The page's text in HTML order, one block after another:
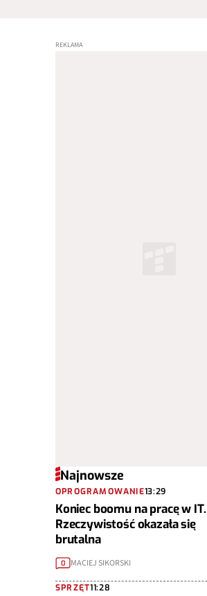
Najnowsze
OPROGRAMOWANIE13:29
Koniec boomu na pracę w IT.
Rzeczywistość okazała się
brutalna
0 MACIEJ SIKORSKI
SPRZĘT11:28